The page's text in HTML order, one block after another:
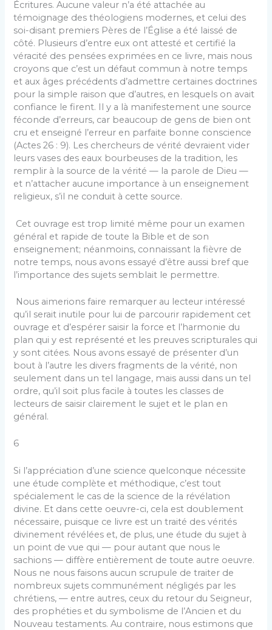
Écritures. Aucune valeur n’a été attachée au
témoignage des théologiens modernes, et celui des
soi-disant premiers Pères de l’Église a été laissé de
côté. Plusieurs d’entre eux ont attesté et certifié la
véracité des pensées exprimées en ce livre, mais nous
croyons que c’est un défaut commun à notre temps
et aux âges précédents d’admettre certaines doctrines
pour la simple raison que d’autres, en lesquels on avait
confiance le firent. Il y a là manifestement une source
féconde d’erreurs, car beaucoup de gens de bien ont
cru et enseigné l’erreur en parfaite bonne conscience
(Actes 26 : 9). Les chercheurs de vérité devraient vider
leurs vases des eaux bourbeuses de la tradition, les
remplir à la source de la vérité — la parole de Dieu —
et n’attacher aucune importance à un enseignement
religieux, s’il ne conduit à cette source.
Cet ouvrage est trop limité même pour un examen
général et rapide de toute la Bible et de son
enseignement; néanmoins, connaissant la fièvre de
notre temps, nous avons essayé d’être aussi bref que
l’importance des sujets semblait le permettre.
Nous aimerions faire remarquer au lecteur intéressé
qu’il serait inutile pour lui de parcourir rapidement cet
ouvrage et d’espérer saisir la force et l’harmonie du
plan qui y est représenté et les preuves scripturales qui
y sont citées. Nous avons essayé de présenter d’un
bout à l’autre les divers fragments de la vérité, non
seulement dans un tel langage, mais aussi dans un tel
ordre, qu’il soit plus facile à toutes les classes de
lecteurs de saisir clairement le sujet et le plan en
général.
6
Si l’appréciation d’une science quelconque nécessite
une étude complète et méthodique, c’est tout
spécialement le cas de la science de la révélation
divine. Et dans cette oeuvre-ci, cela est doublement
nécessaire, puisque ce livre est un traité des vérités
divinement révélées et, de plus, une étude du sujet à
un point de vue qui — pour autant que nous le
sachions — diffère entièrement de toute autre oeuvre.
Nous ne nous faisons aucun scrupule de traiter de
nombreux sujets communément négligés par les
chrétiens, — entre autres, ceux du retour du Seigneur,
des prophéties et du symbolisme de l’Ancien et du
Nouveau testaments. Au contraire, nous estimons que